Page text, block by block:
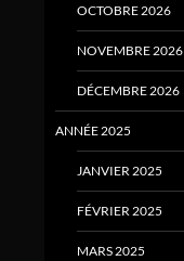
OCTOBRE 2026
NOVEMBRE 2026
DÉCEMBRE 2026
ANNÉE 2025
JANVIER 2025
FÉVRIER 2025
MARS 2025